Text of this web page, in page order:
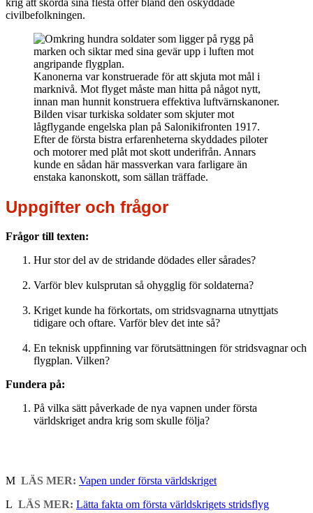
civilbefolkningen.
Kanonerna var konstruerade för att skjuta mot mål i
marknivå. Mot flyget måste man hitta på något nytt,
innan man hunnit konstruera effektiva luftvärnskanoner.
Bilden visar turkiska soldater som skjuter mot
lågflygande engelska plan på Salonikifronten 1917.
Efter de första bistra erfarenheterna skyddades piloter
och motorer med plåt mot skott underifrån. Annars
kunde en sådan här massverkan vara farligare än
enstaka kanonskott, som sällan träffade.
Uppgifter och frågor
Frågor till texten:
Hur stor del av de stridande dödades eller sårades?
Varför blev kulsprutan så ohygglig för soldaterna?
Kriget kunde ha förkortats, om stridsvagnarna utnyttjats
tidigare och oftare. Varför blev det inte så?
En teknisk uppfinning var förutsättningen för stridsvagnar och
flygplan. Vilken?
Fundera på:
På vilka sätt påverkade de nya vapnen under första
världskriget andra krig som skulle följa?
M LÄS MER: Vapen under första världskriget
L LÄS MER: Lätta fakta om första världskrigets stridsflyg